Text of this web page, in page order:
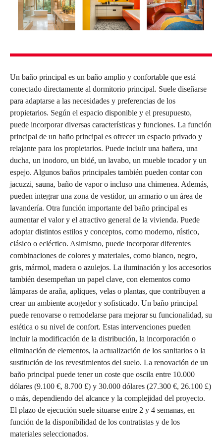
Un baño principal es un baño amplio y confortable que está
conectado directamente al dormitorio principal. Suele diseñarse
para adaptarse a las necesidades y preferencias de los
propietarios. Según el espacio disponible y el presupuesto,
puede incorporar diversas características y funciones. La función
principal de un baño principal es ofrecer un espacio privado y
relajante para los propietarios. Puede incluir una bañera, una
ducha, un inodoro, un bidé, un lavabo, un mueble tocador y un
espejo. Algunos baños principales también pueden contar con
jacuzzi, sauna, baño de vapor o incluso una chimenea. Además,
pueden integrar una zona de vestidor, un armario o un área de
lavandería. Otra función importante del baño principal es
aumentar el valor y el atractivo general de la vivienda. Puede
adoptar distintos estilos y conceptos, como moderno, rústico,
clásico o ecléctico. Asimismo, puede incorporar diferentes
combinaciones de colores y materiales, como blanco, negro,
gris, mármol, madera o azulejos. La iluminación y los accesorios
también desempeñan un papel clave, con elementos como
lámparas de araña, apliques, velas o plantas, que contribuyen a
crear un ambiente acogedor y sofisticado. Un baño principal
puede renovarse o remodelarse para mejorar su funcionalidad, su
estética o su nivel de confort. Estas intervenciones pueden
incluir la modificación de la distribución, la incorporación o
eliminación de elementos, la actualización de los sanitarios o la
sustitución de los revestimientos del suelo. La renovación de un
baño principal puede tener un coste que oscila entre 10.000
dólares (9.100 €, 8.700 £) y 30.000 dólares (27.300 €, 26.100 £)
o más, dependiendo del alcance y la complejidad del proyecto.
El plazo de ejecución suele situarse entre 2 y 4 semanas, en
función de la disponibilidad de los contratistas y de los
materiales seleccionados.